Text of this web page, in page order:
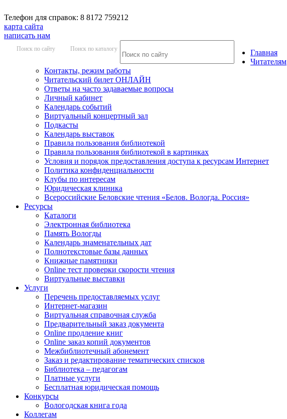
Телефон для справок: 8 8172 759212
карта сайта
написать нам
Поиск по сайту Поиск по каталогу
Главная
Читателям
Контакты, режим работы
Читательский билет ОНЛАЙН
Ответы на часто задаваемые вопросы
Личный кабинет
Календарь событий
Виртуальный концертный зал
Подкасты
Календарь выставок
Правила пользования библиотекой
Правила пользования библиотекой в картинках
Условия и порядок предоставления доступа к ресурсам Интернет
Политика конфиденциальности
Клубы по интересам
Юридическая клиника
Всероссийские Беловские чтения «Белов. Вологда. Россия»
Ресурсы
Каталоги
Электронная библиотека
Память Вологды
Календарь знаменательных дат
Полнотекстовые базы данных
Книжные памятники
Online тест проверки скорости чтения
Виртуальные выставки
Услуги
Перечень предоставляемых услуг
Интернет-магазин
Виртуальная справочная служба
Предварительный заказ документа
Online продление книг
Online заказ копий документов
Межбиблиотечный абонемент
Заказ и редактирование тематических списков
Библиотека – педагогам
Платные услуги
Бесплатная юридическая помощь
Конкурсы
Вологодская книга года
Коллегам